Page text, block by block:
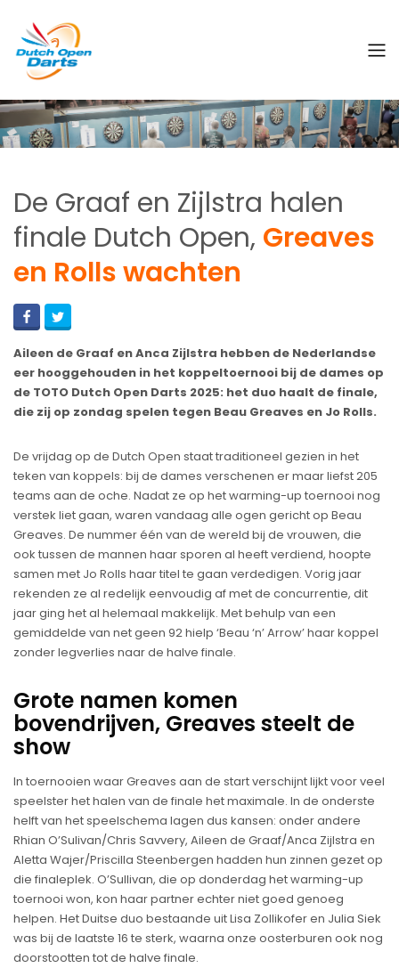
De Graaf en Zijlstra halen
finale Dutch Open, Greaves
en Rolls wachten
Aileen de Graaf en Anca Zijlstra hebben de Nederlandse
eer hooggehouden in het koppeltoernooi bij de dames op
de TOTO Dutch Open Darts 2025: het duo haalt de finale,
die zij op zondag spelen tegen Beau Greaves en Jo Rolls.
De vrijdag op de Dutch Open staat traditioneel gezien in het
teken van koppels: bij de dames verschenen er maar liefst 205
teams aan de oche. Nadat ze op het warming-up toernooi nog
verstek liet gaan, waren vandaag alle ogen gericht op Beau
Greaves. De nummer één van de wereld bij de vrouwen, die
ook tussen de mannen haar sporen al heeft verdiend, hoopte
samen met Jo Rolls haar titel te gaan verdedigen. Vorig jaar
rekenden ze al redelijk eenvoudig af met de concurrentie, dit
jaar ging het al helemaal makkelijk. Met behulp van een
gemiddelde van net geen 92 hielp ‘Beau ‘n’ Arrow’ haar koppel
zonder legverlies naar de halve finale.
Grote namen komen
bovendrijven, Greaves steelt de
show
In toernooien waar Greaves aan de start verschijnt lijkt voor veel
speelster het halen van de finale het maximale. In de onderste
helft van het speelschema lagen dus kansen: onder andere
Rhian O’Sulivan/Chris Savvery, Aileen de Graaf/Anca Zijlstra en
Aletta Wajer/Priscilla Steenbergen hadden hun zinnen gezet op
die finaleplek. O’Sullivan, die op donderdag het warming-up
toernooi won, kon haar partner echter niet goed genoeg
helpen. Het Duitse duo bestaande uit Lisa Zollikofer en Julia Siek
was bij de laatste 16 te sterk, waarna onze oosterburen ook nog
doorstootten tot de halve finale.